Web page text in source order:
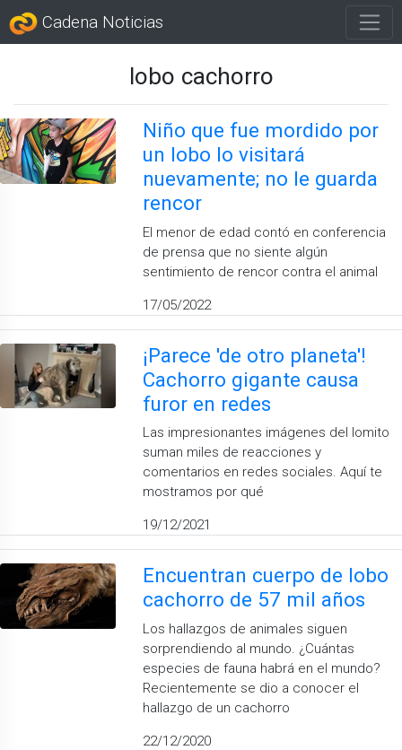
Cadena Noticias
lobo cachorro
Niño que fue mordido por
un lobo lo visitará
nuevamente; no le guarda
rencor
El menor de edad contó en conferencia
de prensa que no siente algún
sentimiento de rencor contra el animal
17/05/2022
¡Parece 'de otro planeta'!
Cachorro gigante causa
furor en redes
Las impresionantes imágenes del lomito
suman miles de reacciones y
comentarios en redes sociales. Aquí te
mostramos por qué
19/12/2021
Encuentran cuerpo de lobo
cachorro de 57 mil años
Los hallazgos de animales siguen
sorprendiendo al mundo. ¿Cuántas
especies de fauna habrá en el mundo?
Recientemente se dio a conocer el
hallazgo de un cachorro
22/12/2020